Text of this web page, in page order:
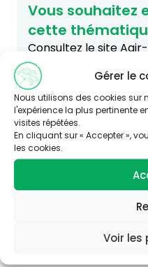
Gérer le
Nous utilisons des cookies sur
l'expérience la plus pertinente
visites répétées.
En cliquant sur « Accepter »,
les cookies.
Voir les
Vous souhaitez
cette
Consultez le site
pour agir en
Santé-
agir-ese.org